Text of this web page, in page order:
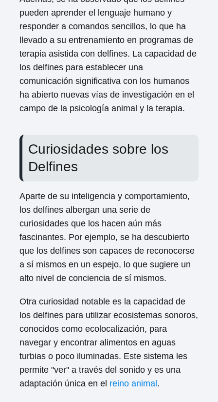
pueden aprender el lenguaje humano y
responder a comandos sencillos, lo que ha
llevado a su entrenamiento en programas de
terapia asistida con delfines. La capacidad de
los delfines para establecer una
comunicación significativa con los humanos
ha abierto nuevas vías de investigación en el
campo de la psicología animal y la terapia.
Curiosidades sobre los
Delfines
Aparte de su inteligencia y comportamiento,
los delfines albergan una serie de
curiosidades que los hacen aún más
fascinantes. Por ejemplo, se ha descubierto
que los delfines son capaces de reconocerse
a sí mismos en un espejo, lo que sugiere un
alto nivel de conciencia de sí mismos.
Otra curiosidad notable es la capacidad de
los delfines para utilizar ecosistemas sonoros,
conocidos como ecolocalización, para
navegar y encontrar alimentos en aguas
turbias o poco iluminadas. Este sistema les
permite "ver" a través del sonido y es una
adaptación única en el reino animal .